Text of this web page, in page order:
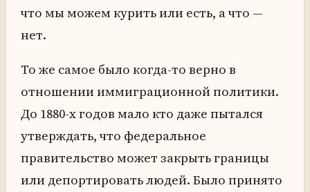
что мы можем курить или есть, а что —
нет.
То же самое было когда-то верно в
отношении иммиграционной политики.
До 1880-х годов мало кто даже пытался
утверждать, что федеральное
правительство может закрыть границы
или депортировать людей. Было принято